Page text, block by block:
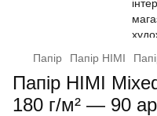
Папір Папір HIMI
Папір HIMI
180 г/м² — 90